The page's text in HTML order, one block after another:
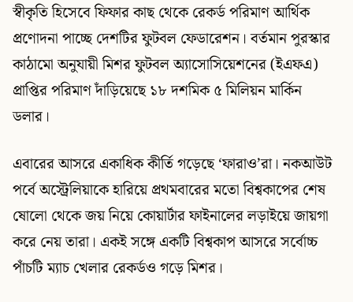
স্বীকৃতি হিসেবে ফিফার কাছ থেকে রেকর্ড পরিমাণ আর্থিক
প্রণোদনা পাচ্ছে দেশটির ফুটবল ফেডারেশন। বর্তমান পুরস্কার
কাঠামো অনুযায়ী মিশর ফুটবল অ্যাসোসিয়েশনের (ইএফএ)
প্রাপ্তির পরিমাণ দাঁড়িয়েছে ১৮ দশমিক ৫ মিলিয়ন মার্কিন
ডলার।
এবারের আসরে একাধিক কীর্তি গড়েছে ‘ফারাও’রা। নকআউট
পর্বে অস্ট্রেলিয়াকে হারিয়ে প্রথমবারের মতো বিশ্বকাপের শেষ
ষোলো থেকে জয় নিয়ে কোয়ার্টার ফাইনালের লড়াইয়ে জায়গা
করে নেয় তারা। একই সঙ্গে একটি বিশ্বকাপ আসরে সর্বোচ্চ
পাঁচটি ম্যাচ খেলার রেকর্ডও গড়ে মিশর।